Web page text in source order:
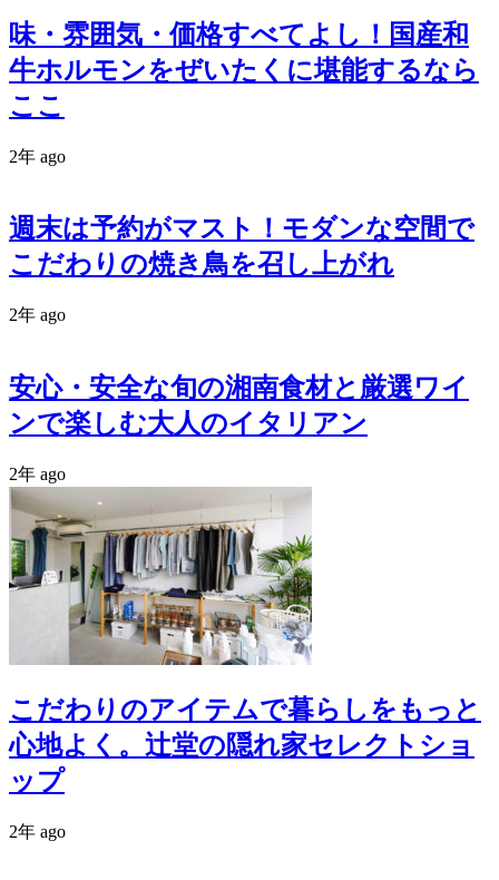
味・雰囲気・価格すべてよし！国産和
牛ホルモンをぜいたくに堪能するなら
ここ
2年 ago
週末は予約がマスト！モダンな空間で
こだわりの焼き鳥を召し上がれ
2年 ago
安心・安全な旬の湘南食材と厳選ワイ
ンで楽しむ大人のイタリアン
2年 ago
こだわりのアイテムで暮らしをもっと
心地よく。辻堂の隠れ家セレクトショ
ップ
2年 ago